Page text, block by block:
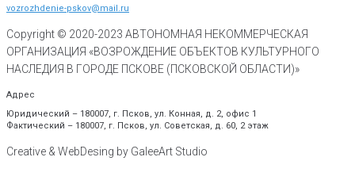
vozrozhdenie-pskov@mail.ru
Copyright © 2020-2023 АВТОНОМНАЯ НЕКОММЕРЧЕСКАЯ
ОРГАНИЗАЦИЯ «ВОЗРОЖДЕНИЕ ОБЪЕКТОВ КУЛЬТУРНОГО
НАСЛЕДИЯ В ГОРОДЕ ПСКОВЕ (ПСКОВСКОЙ ОБЛАСТИ)»
Адрес
Юридический – 180007, г. Псков, ул. Конная, д. 2, офис 1
Фактический – 180007, г. Псков, ул. Советская, д. 60, 2 этаж
Creative & WebDesing by GaleeArt Studio